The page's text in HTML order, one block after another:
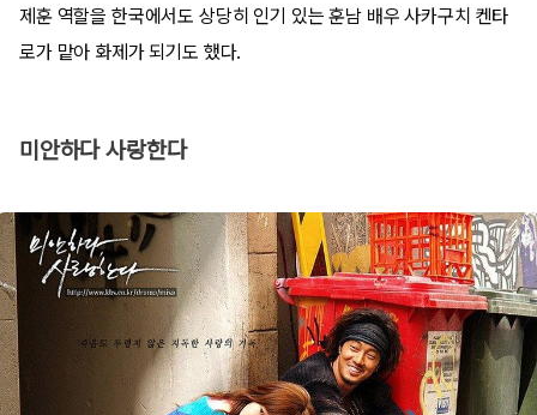
제훈 역할을 한국에서도 상당히 인기 있는 훈남 배우 사카구치 켄타
로가 맡아 화제가 되기도 했다.
미안하다 사랑한다